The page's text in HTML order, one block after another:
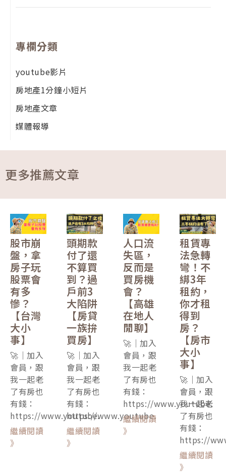
專欄分類
youtube影片
房地產1分鐘小短片
房地產文章
媒體報導
更多推薦文章
股市崩
盤，拿
房子玩
股票會
有多
慘？
【台灣
大小
事】
🚀｜加入
會員，跟
我一起老
了有房也
有錢：
https://www.youtube.
繼續閱讀
》
頭期款
付了還
不算買
到？過
戶前3
大陷阱
【房貸
一族拚
買房】
🚀｜加入
會員，跟
我一起老
了有房也
有錢：
https://www.youtube.
繼續閱讀
》
人口流
失區，
反而是
買房機
會？
【高雄
在地人
閒聊】
🚀｜加入
會員，跟
我一起老
了有房也
有錢：
https://www.youtube.
繼續閱讀
》
租賃專
法急轉
彎！不
綁3年
租約，
你才租
得到
房？
【房市
大小
事】
🚀｜加入
會員，跟
我一起老
了有房也
有錢：
https://
繼續閱讀
》